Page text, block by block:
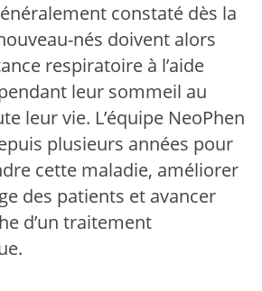
constaté dès la
nés doivent alors
respiratoire à l’aide
leur sommeil au
leur vie. L’équipe NeoPhen
plusieurs années pour
cette maladie, améliorer
des patients et avancer
d’un traitement